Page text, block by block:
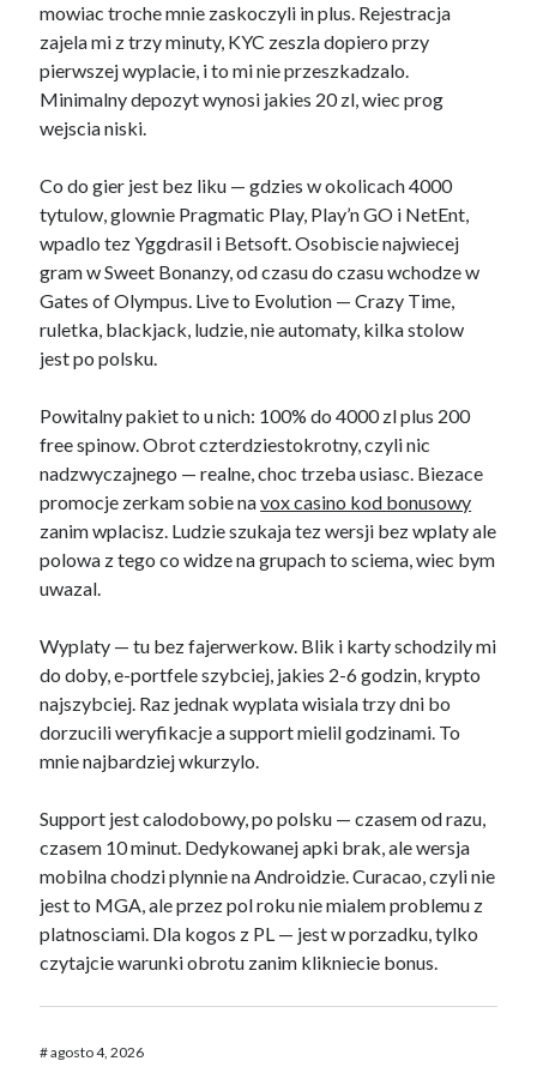
mowiac troche mnie zaskoczyli in plus. Rejestracja
zajela mi z trzy minuty, KYC zeszla dopiero przy
pierwszej wyplacie, i to mi nie przeszkadzalo.
Minimalny depozyt wynosi jakies 20 zl, wiec prog
wejscia niski.
Co do gier jest bez liku — gdzies w okolicach 4000
tytulow, glownie Pragmatic Play, Play’n GO i NetEnt,
wpadlo tez Yggdrasil i Betsoft. Osobiscie najwiecej
gram w Sweet Bonanzy, od czasu do czasu wchodze w
Gates of Olympus. Live to Evolution — Crazy Time,
ruletka, blackjack, ludzie, nie automaty, kilka stolow
jest po polsku.
Powitalny pakiet to u nich: 100% do 4000 zl plus 200
free spinow. Obrot czterdziestokrotny, czyli nic
nadzwyczajnego — realne, choc trzeba usiasc. Biezace
promocje zerkam sobie navox casino kod bonusowy
zanim wplacisz. Ludzie szukaja tez wersji bez wplaty ale
polowa z tego co widze na grupach to sciema, wiec bym
uwazal.
Wyplaty — tu bez fajerwerkow. Blik i karty schodzily mi
do doby, e-portfele szybciej, jakies 2-6 godzin, krypto
najszybciej. Raz jednak wyplata wisiala trzy dni bo
dorzucili weryfikacje a support mielil godzinami. To
mnie najbardziej wkurzylo.
Support jest calodobowy, po polsku — czasem od razu,
czasem 10 minut. Dedykowanej apki brak, ale wersja
mobilna chodzi plynnie na Androidzie. Curacao, czyli nie
jest to MGA, ale przez pol roku nie mialem problemu z
platnosciami. Dla kogos z PL — jest w porzadku, tylko
czytajcie warunki obrotu zanim klikniecie bonus.
#agosto 4, 2026